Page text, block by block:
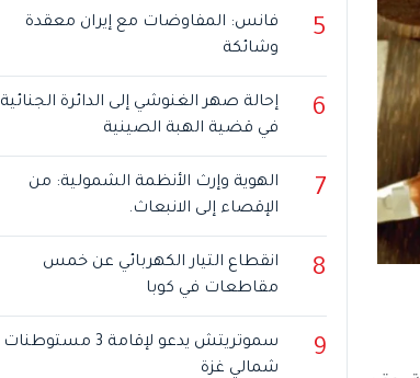
5
فانس: المفاوضات مع إيران معقدة
وشائكة
6
إحالة صهر الغنوشي إلى الدائرة الجنائية
في قضية الهبة الصينية
7
الهوية وإرث الأنظمة الشمولية: من
الإقصاء إلى الانبعاث.
8
انقطاع التيار الكهربائي عن خمس
مقاطعات في كوبا
9
سموتريتش يدعو لإقامة 3 مستوطنات
شمالي غزة